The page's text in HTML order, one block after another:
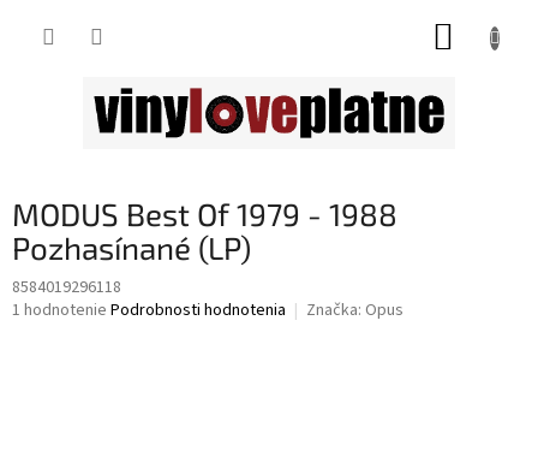
MODUS Best Of 1979 - 1988
Pozhasínané (LP)
8584019296118
Priemerné
1 hodnotenie Podrobnosti hodnotenia Značka: Opus